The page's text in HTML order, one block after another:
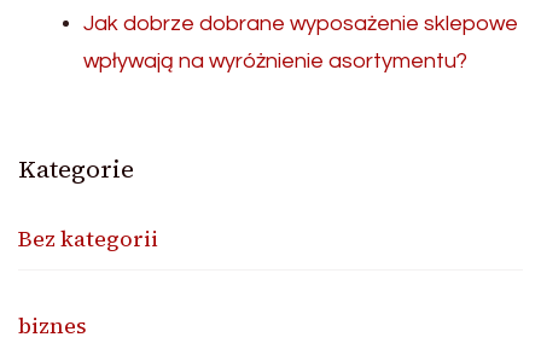
Jak dobrze dobrane wyposażenie sklepowe
wpływają na wyróżnienie asortymentu?
Kategorie
Bez kategorii
biznes